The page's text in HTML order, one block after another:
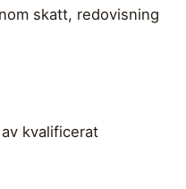
skatt, redovisning
kvalificerat